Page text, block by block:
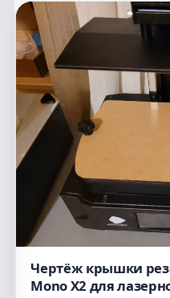
Чертёж крышки
Mono X2 для